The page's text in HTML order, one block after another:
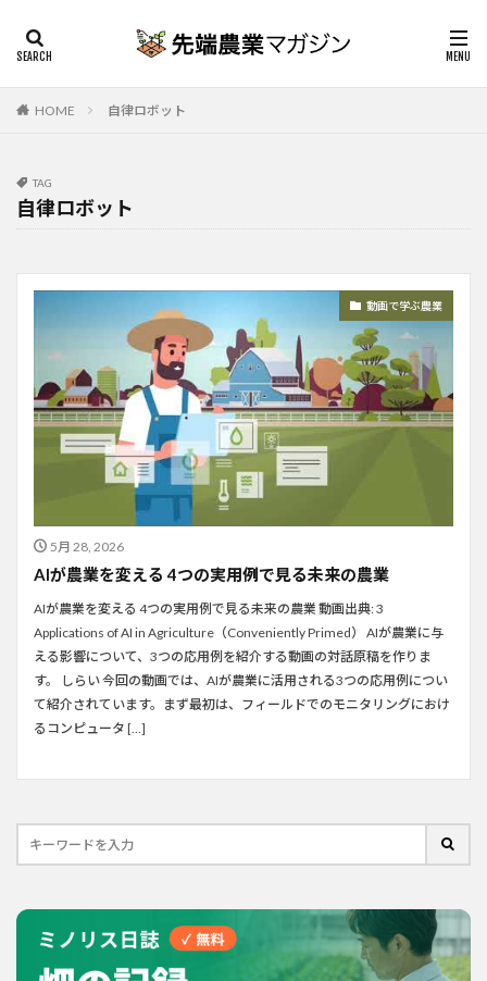
HOME 自律ロボット
TAG
自律ロボット
動画で学ぶ農業
5月 28, 2026
AIが農業を変える 4つの実用例で見る未来の農業
AIが農業を変える 4つの実用例で見る未来の農業 動画出典: 3
Applications of AI in Agriculture（Conveniently Primed） AIが農業に与
える影響について、3つの応用例を紹介する動画の対話原稿を作りま
す。 しらい 今回の動画では、AIが農業に活用される3つの応用例につい
て紹介されています。まず最初は、フィールドでのモニタリングにおけ
るコンピュータ […]